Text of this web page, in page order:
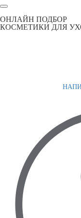
ОНЛАЙН ПОДБОР
КОСМЕТИКИ ДЛЯ